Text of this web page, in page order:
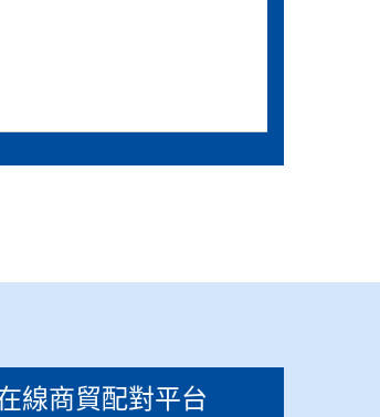
線商貿配對平台